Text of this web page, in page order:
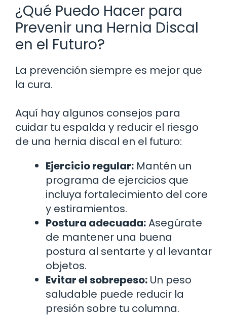
¿Qué Puedo Hacer para
Prevenir una Hernia Discal
en el Futuro?
La prevención siempre es mejor que
la cura.
Aquí hay algunos consejos para
cuidar tu espalda y reducir el riesgo
de una hernia discal en el futuro:
Ejercicio regular: Mantén un
programa de ejercicios que
incluya fortalecimiento del core
y estiramientos.
Postura adecuada:Asegúrate
de mantener una buena
postura al sentarte y al levantar
objetos.
Evitar el sobrepeso: Un peso
saludable puede reducir la
presión sobre tu columna.